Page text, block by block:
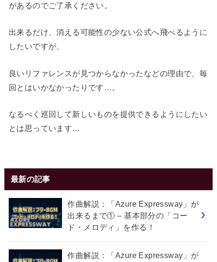
があるのでご了承ください。
出来るだけ、消える可能性の少ない公式へ飛べるように
したいですが、
良いリファレンスが見つからなかったなどの理由で、毎
回とはいかなかったりです…。
なるべく巡回して新しいものを提供できるようにしたい
とは思っています…
最新の記事
作曲解説：「Azure Expressway」が
出来るまで① – 基本部分の「コー
ド・メロディ」を作る！
作曲解説：「Azure Expressway」が